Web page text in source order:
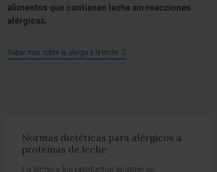
alimentos que contienen leche sin reacciones
alérgicas.
Saber mas sobre la alergia a la leche
Normas dietéticas para alérgicos a
proteínas de leche
La leche y los productos lácetos se